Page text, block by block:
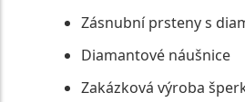
Zásnubní prsteny s
Diamantové náušnice
Zakázková výroba